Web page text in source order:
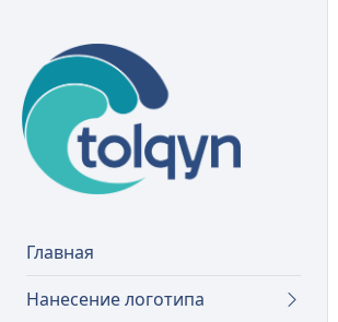
Главная
Нанесение логотипа